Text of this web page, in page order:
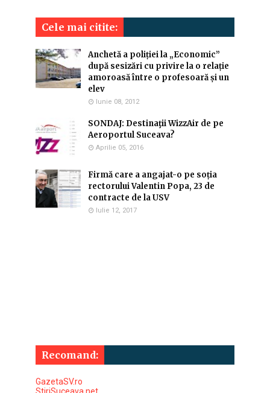
Cele mai citite:
Anchetă a poliției la „Economic”
după sesizări cu privire la o relație
amoroasă între o profesoară și un
elev
Iunie 08, 2012
SONDAJ: Destinaţii WizzAir de pe
Aeroportul Suceava?
Aprilie 05, 2016
Firmă care a angajat-o pe soția
rectorului Valentin Popa, 23 de
contracte de la USV
Iulie 12, 2017
Recomand:
GazetaSV.ro